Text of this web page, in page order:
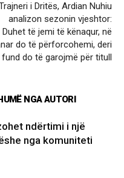
i Dritës, Ardian Nuhiu
analizon sezonin vjeshtor:
Duhet të jemi të kënaqur, në
do të përforcohemi, deri
fund do të garojmë për titull
NGA AUTORI
ndërtimi i një
nga komuniteti